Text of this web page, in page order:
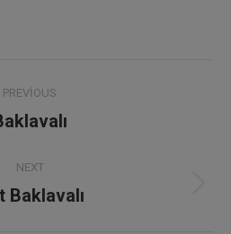
PREVIOUS
Previous
NEXT
Next
Baklavalı